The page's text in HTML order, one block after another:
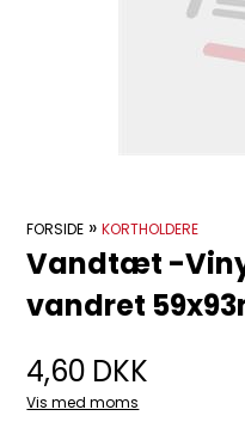
FORSIDE »KORTHOLDERE
Vandtæt -
vandret
4,60 DKK
Vis med moms